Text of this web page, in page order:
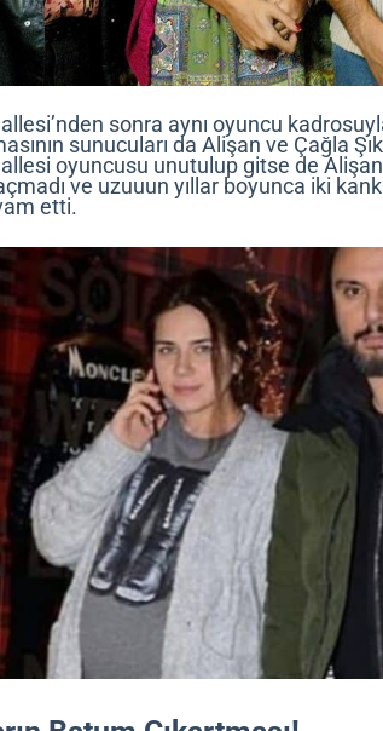
sonra aynı oyuncu
sunucuları da Alişan ve Çağla
oyuncusu unutulup gitse de Alişan
ve uzuuun yıllar boyunca iki
etti.